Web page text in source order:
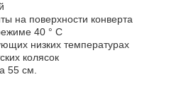
на поверхности конверта
40 ° C
низких температурах
колясок
55 см.